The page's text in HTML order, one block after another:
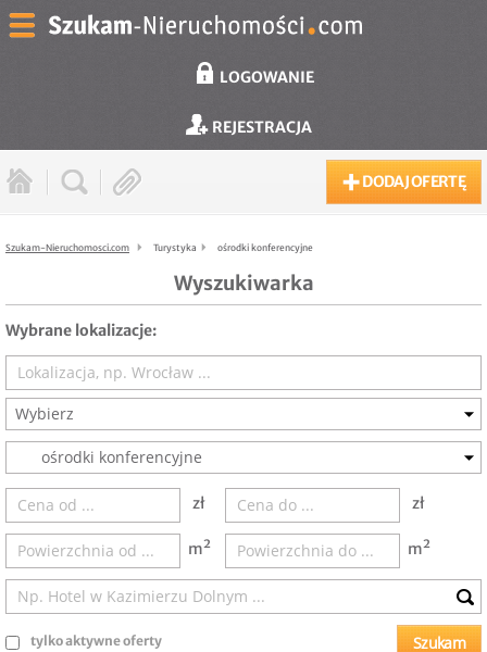
LOGOWANIE
REJESTRACJA
DODAJ OFERTĘ
Szukam-Nieruchomosci.com Turystyka ośrodki konferencyjne
Wyszukiwarka
Wybrane lokalizacje:
Wybierz
ośrodki konferencyjne
zł zł
m² m²
tylko aktywne oferty